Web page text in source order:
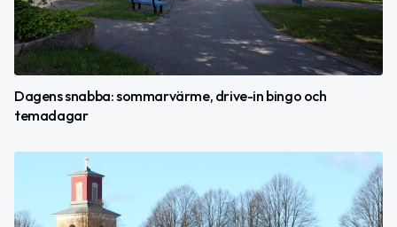
Dagens snabba: sommarvärme, drive-in bingo och
temadagar